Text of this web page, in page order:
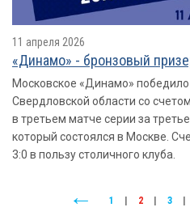
11 апреля 2026
«Динамо» - бронзовый
Московское «Динамо»
Свердловской области со
в третьем матче серии за
который состоялся в Москве.
3:0 в пользу столичного клуба.
1 2 3